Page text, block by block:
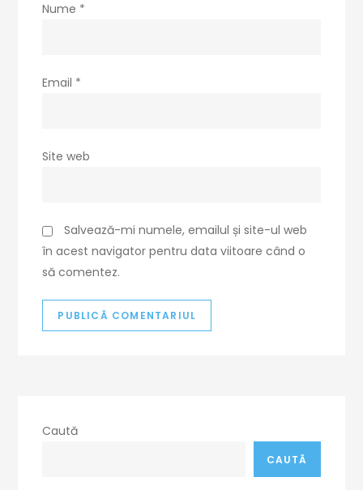
Nume *
Email *
Site web
Salvează-mi numele, emailul și site-ul web
în acest navigator pentru data viitoare când o
să comentez.
Caută
CAUTĂ